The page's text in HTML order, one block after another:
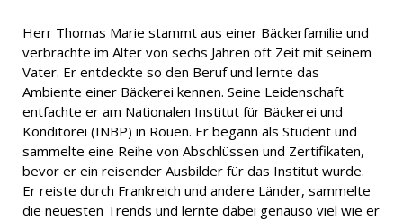
Herr Thomas Marie stammt aus einer Bäckerfamilie und
verbrachte im Alter von sechs Jahren oft Zeit mit seinem
Vater. Er entdeckte so den Beruf und lernte das
Ambiente einer Bäckerei kennen. Seine Leidenschaft
entfachte er am Nationalen Institut für Bäckerei und
Konditorei (INBP) in Rouen. Er begann als Student und
sammelte eine Reihe von Abschlüssen und Zertifikaten,
bevor er ein reisender Ausbilder für das Institut wurde.
Er reiste durch Frankreich und andere Länder, sammelte
die neuesten Trends und lernte dabei genauso viel wie er